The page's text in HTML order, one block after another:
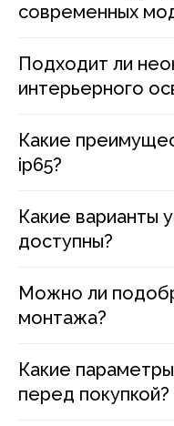
современных
Подходит ли
интерьерного
Какие
ip65?
Какие варианты
доступны?
Можно ли
монтажа?
Какие
перед покупкой?